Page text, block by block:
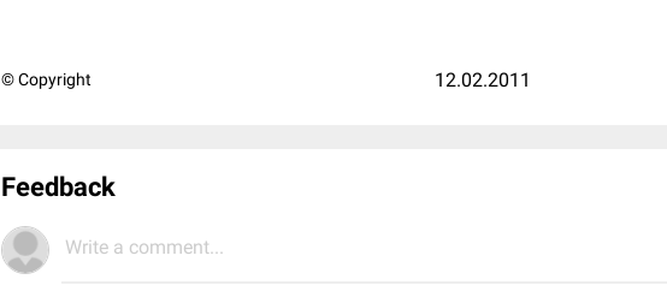
© Copyright 12.02.2011
Feedback
Write a comment...